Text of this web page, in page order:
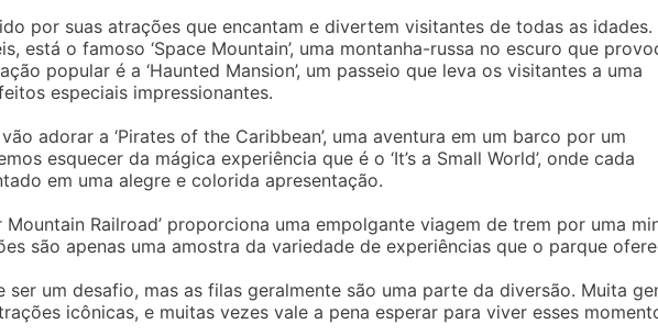
por suas atrações que encantam e divertem visitantes de todas as idades.
está o famoso ‘Space Mountain’, uma montanha-russa no escuro que
popular é a ‘Haunted Mansion’, um passeio que leva os visitantes a uma
especiais impressionantes.
adorar a ‘Pirates of the Caribbean’, uma aventura em um barco por um
esquecer da mágica experiência que é o ‘It’s a Small World’, onde cada
em uma alegre e colorida apresentação.
Mountain Railroad’ proporciona uma empolgante viagem de trem por uma
são apenas uma amostra da variedade de experiências que o parque
ser um desafio, mas as filas geralmente são uma parte da diversão. Muita
icônicas, e muitas vezes vale a pena esperar para viver esses